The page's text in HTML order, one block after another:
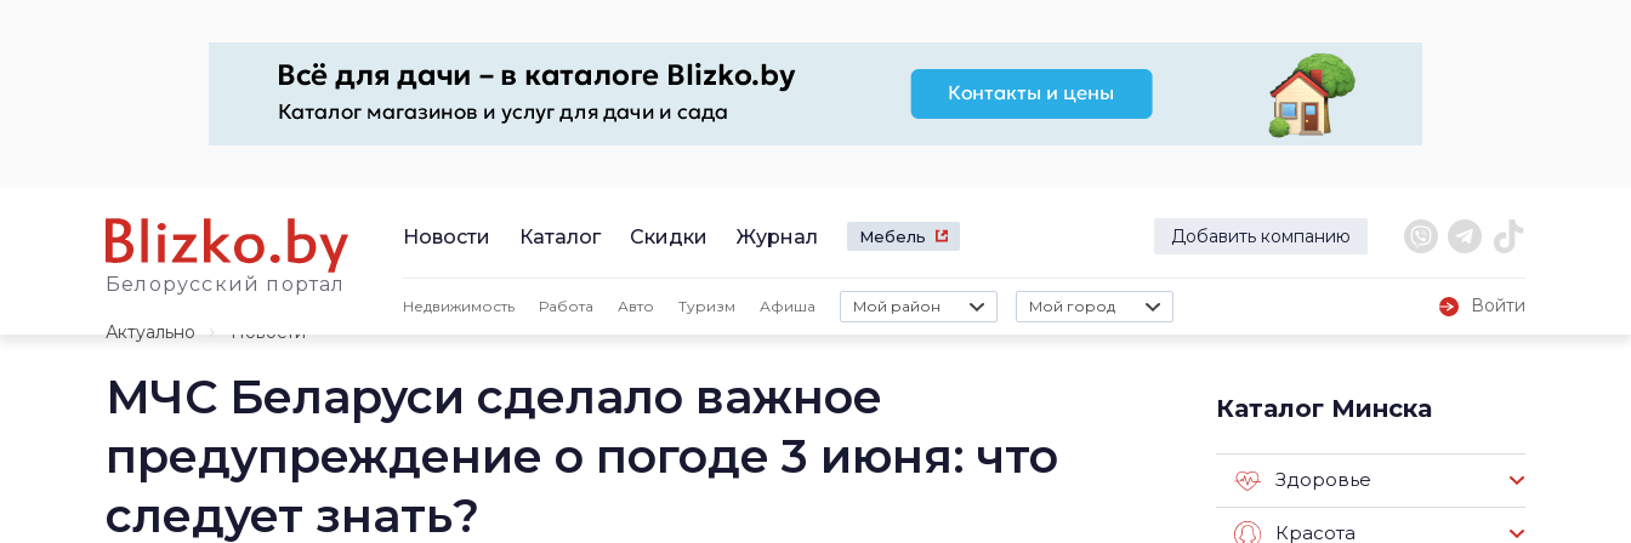
Белорусский портал
Новости Каталог Скидки Журнал Мебель Добавить компанию
Недвижимость Работа Авто Туризм Афиша Мой район Мой город
Войти
Актуально
Новости
МЧС Беларуси сделало важное
предупреждение о погоде 3 июня: что
следует знать?
Каталог Минска
Здоровье
Красота